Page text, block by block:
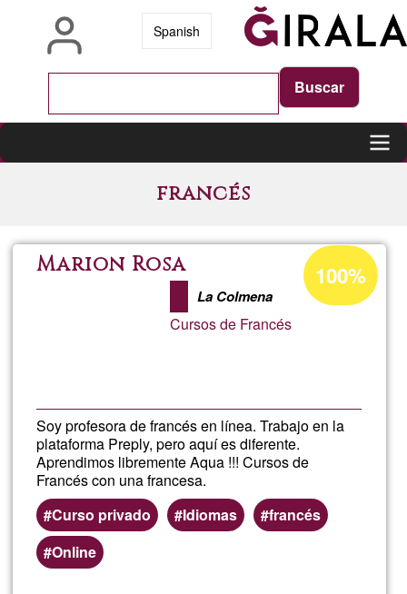
Spanish
francés
Marion Rosa
La Colmena
Cursos de Francés
Soy profesora de francés en línea. Trabajo en la
plataforma Preply, pero aquí es diferente.
Aprendimos libremente Aqua !!! Cursos de
Francés con una francesa.
Curso privado
Idiomas
francés
Online
Ğ1ean
onartzen
den
100%